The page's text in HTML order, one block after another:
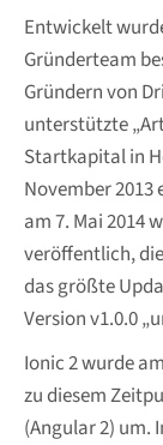
Entwickelt
Gründerteam
Gründern von
unterstützte
Startkapital in
November
am 7. Mai 2014
veröffentlich,
das größte
Version v1.0.0
Ionic 2 wurde
zu diesem
(Angular 2) um.